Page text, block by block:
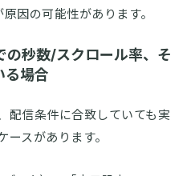
因の可能性があります。
の秒数/スクロール率、そ
る場合
配信条件に合致していても実
スがあります。